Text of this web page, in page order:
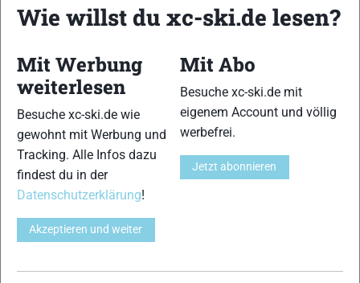
Ansicht von 2 Beiträgen – 1 bis 2 (von insgesamt 2)
Benutzername:
Passwort:
Angemeldet bleiben
Anmelden
Wie willst du xc-ski.de lesen?
Mit Werbung
weiterlesen
Besuche xc-ski.de wie
gewohnt mit Werbung und
Tracking. Alle Infos dazu
findest du in der
Datenschutzerklärung!
Akzeptieren und weiter
Mit Abo
Besuche xc-ski.de mit
eigenem Account und völlig
werbefrei.
Jetzt abonnieren